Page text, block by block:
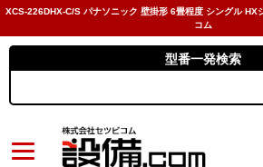
XCS-226DHX-C/S パナソニック 壁掛形 6畳程度 シングル HX
コム
型番一発検索